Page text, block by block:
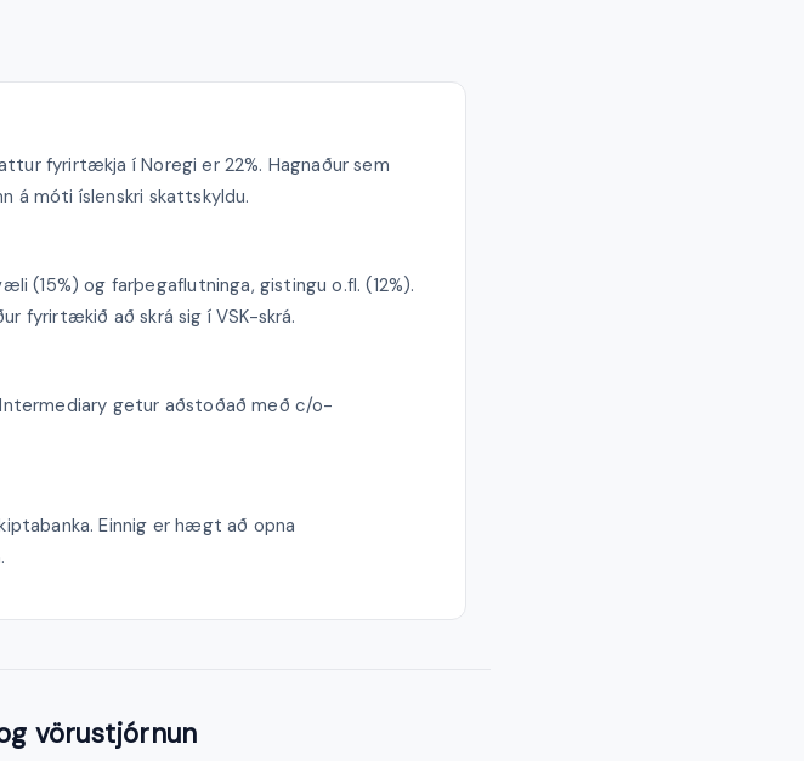
fyrirtækja í Noregi er 22%. Hagnaður sem
á móti íslenskri skattskyldu.
(15%) og farþegaflutninga, gistingu o.fl. (12%).
fyrirtækið að skrá sig í VSK-skrá.
Intermediary getur aðstoðað með c/o-
Einnig er hægt að opna
vörustjórnun